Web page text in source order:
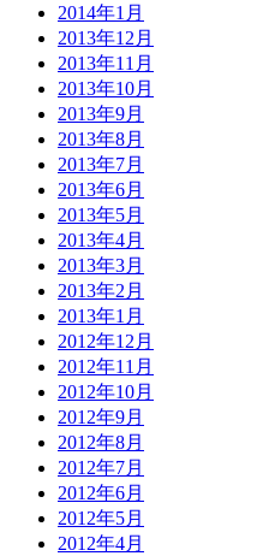
2014年1月
2013年12月
2013年11月
2013年10月
2013年9月
2013年8月
2013年7月
2013年6月
2013年5月
2013年4月
2013年3月
2013年2月
2013年1月
2012年12月
2012年11月
2012年10月
2012年9月
2012年8月
2012年7月
2012年6月
2012年5月
2012年4月